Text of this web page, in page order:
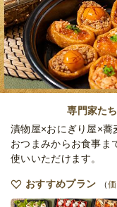
専門家た
漬物屋×おにぎり屋×蕎
おつまみからお食事ま
使いいただけます。
おすすめプラン